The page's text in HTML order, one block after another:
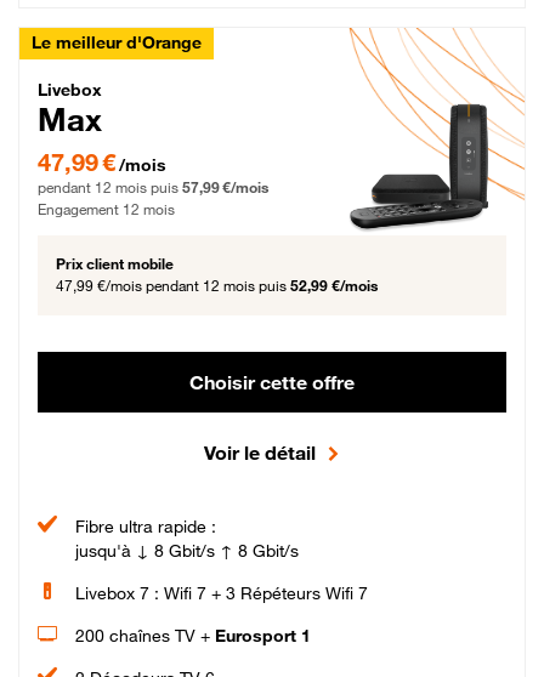
Le meilleur d'Orange
Livebox Max Fibre
Livebox
Max
47,99 € par mois pendant 12 mois puis 57,99 € par mois, Engagement 12 mois
47,99 €/mois
pendant 12 mois puis 57,99 €/mois
Engagement 12 mois
Prix client mobile
47,99 €/mois pendant 12 mois puis 52,99 €/mois
Choisir cette offre
Voir le détail
Fibre ultra rapide :
jusqu'à ↓ 8 Gbit/s ↑ 8 Gbit/s
Livebox 7 : Wifi 7 + 3 Répéteurs Wifi 7
200 chaînes TV + Eurosport 1